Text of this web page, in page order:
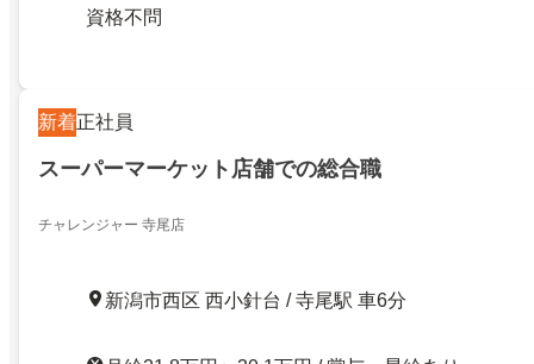
資格不問
新着正社員
スーパーマーケット店舗での総合職
チャレンジャー 寺尾店
新潟市西区 西小針台 / 寺尾駅 車6分